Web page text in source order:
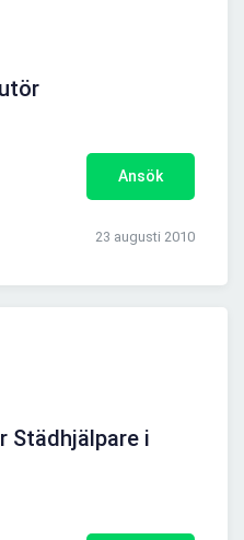
Ansök
23 augusti 2010
Städhjälpare i